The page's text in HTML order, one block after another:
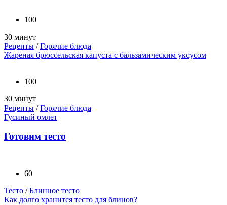
100
30 минут
Рецепты /Горячие блюда
Жареная брюссельская капуста с бальзамическим уксусом
100
30 минут
Рецепты /Горячие блюда
Гусиный омлет
Готовим тесто
60
Тесто /Блинное тесто
Как долго хранится тесто для блинов?